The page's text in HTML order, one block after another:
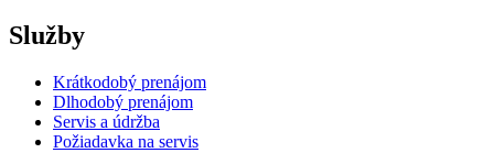
Služby
Krátkodobý prenájom
Dlhodobý prenájom
Servis a údržba
Požiadavka na servis